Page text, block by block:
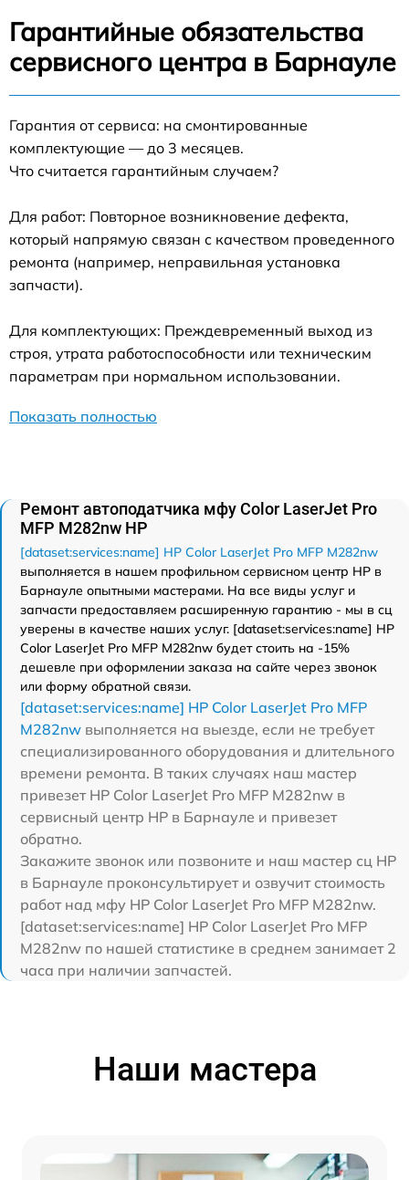
Гарантийные обязательства
сервисного центра в Барнауле
Гарантия от сервиса: на смонтированные
комплектующие — до 3 месяцев.
Что считается гарантийным случаем?
Для работ: Повторное возникновение дефекта,
который напрямую связан с качеством проведенного
ремонта (например, неправильная установка
запчасти).
Для комплектующих: Преждевременный выход из
строя, утрата работоспособности или техническим
параметрам при нормальном использовании.
Показать полностью
Ремонт автоподатчика мфу Color LaserJet Pro
MFP M282nw HP
[dataset:services:name] HP Color LaserJet Pro MFP M282nw
выполняется в нашем профильном сервисном центр HP в
Барнауле опытными мастерами. На все виды услуг и
запчасти предоставляем расширенную гарантию - мы в сц
уверены в качестве наших услуг. [dataset:services:name] HP
Color LaserJet Pro MFP M282nw будет стоить на -15%
дешевле при оформлении заказа на сайте через звонок
или форму обратной связи.
[dataset:services:name] HP Color LaserJet Pro MFP
M282nw выполняется на выезде, если не требует
специализированного оборудования и длительного
времени ремонта. В таких случаях наш мастер
привезет HP Color LaserJet Pro MFP M282nw в
сервисный центр HP в Барнауле и привезет
обратно.
Закажите звонок или позвоните и наш мастер сц HP
в Барнауле проконсультирует и озвучит стоимость
работ над мфу HP Color LaserJet Pro MFP M282nw.
[dataset:services:name] HP Color LaserJet Pro MFP
M282nw по нашей статистике в среднем занимает 2
часа при наличии запчастей.
Наши мастера